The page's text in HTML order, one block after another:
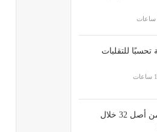
تحسبًا للتقلبات
إخماء 31 حريقا من أصل 32 خلال